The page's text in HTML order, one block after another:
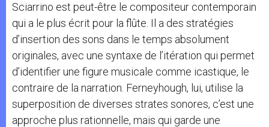
Sciarrino est peut-être le compositeur contemporain
qui a le plus écrit pour la flûte. Il a des stratégies
d’insertion des sons dans le temps absolument
originales, avec une syntaxe de l’itération qui permet
d’identifier une figure musicale comme icastique, le
contraire de la narration. Ferneyhough, lui, utilise la
superposition de diverses strates sonores, c’est une
approche plus rationnelle, mais qui garde une